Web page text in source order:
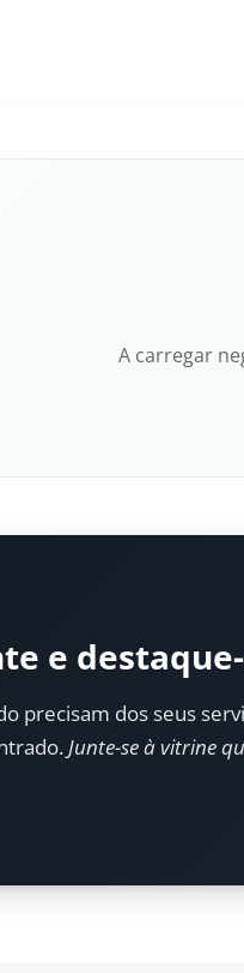
A carregar
e
precisam dos seus
Junte-se à vitrine